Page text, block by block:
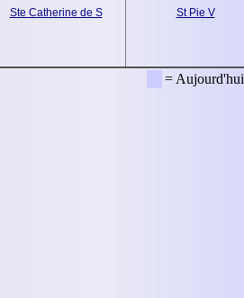
Ste Catherine de S
St Pie V
= Aujourd'hui